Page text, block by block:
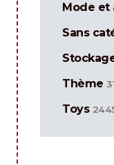
Mode et
Sans
Thème
Toys